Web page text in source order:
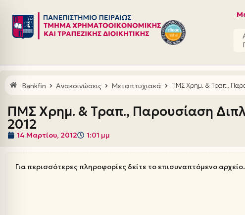
Μεταπηδήστε
στο
Bankfin Ανακοινώσεις Μεταπτυχιακά ΠΜΣ Χρημ. & Τραπ.,
ΠΜΣ Χρημ. & Τραπ., Παρουσίαση
2012
14 Μαρτίου, 2012 1:01 μμ
Για περισσότερες πληροφορίες δείτε το επισυναπτόμενο αρχείο.